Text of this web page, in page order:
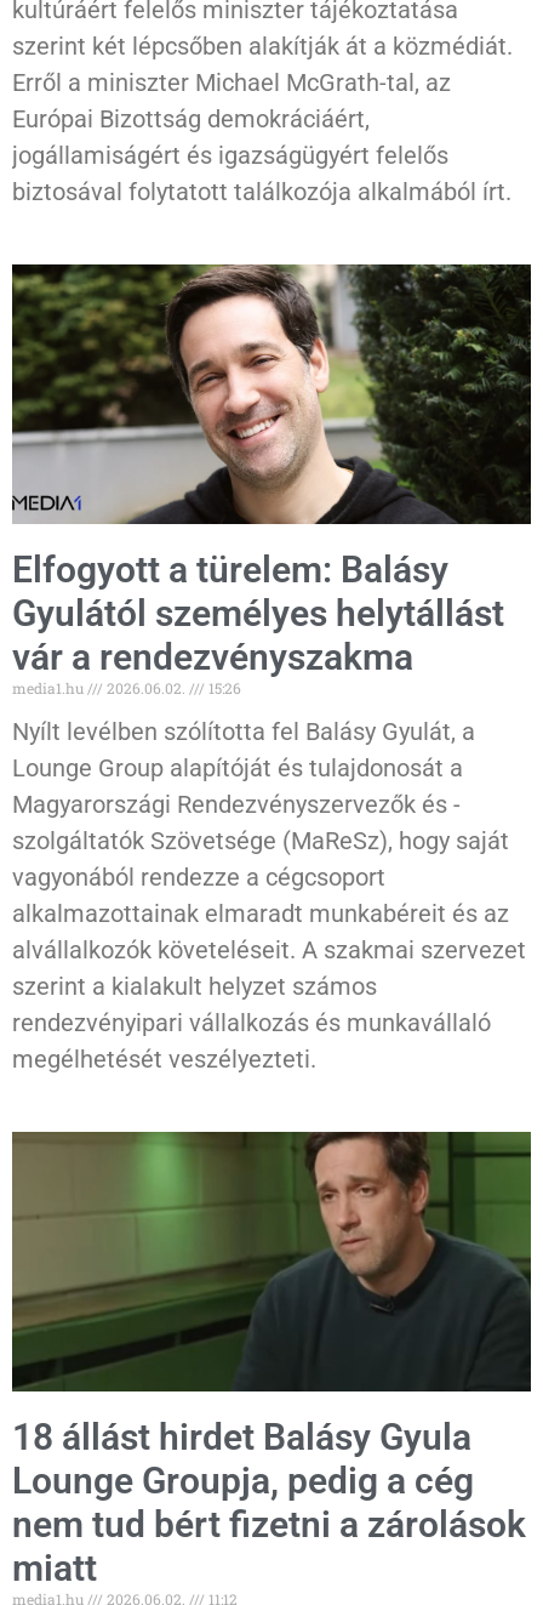
kultúráért felelős miniszter tájékoztatása
szerint két lépcsőben alakítják át a közmédiát.
Erről a miniszter Michael McGrath-tal, az
Európai Bizottság demokráciáért,
jogállamiságért és igazságügyért felelős
biztosával folytatott találkozója alkalmából írt.
Elfogyott a türelem: Balásy
Gyulától személyes helytállást
vár a rendezvényszakma
media1.hu 2026.06.02. 15:26
Nyílt levélben szólította fel Balásy Gyulát, a
Lounge Group alapítóját és tulajdonosát a
Magyarországi Rendezvényszervezők és -
szolgáltatók Szövetsége (MaReSz), hogy saját
vagyonából rendezze a cégcsoport
alkalmazottainak elmaradt munkabéreit és az
alvállalkozók követeléseit. A szakmai szervezet
szerint a kialakult helyzet számos
rendezvényipari vállalkozás és munkavállaló
megélhetését veszélyezteti.
18 állást hirdet Balásy Gyula
Lounge Groupja, pedig a cég
nem tud bért fizetni a zárolások
miatt
media1.hu 2026.06.02. 11:12